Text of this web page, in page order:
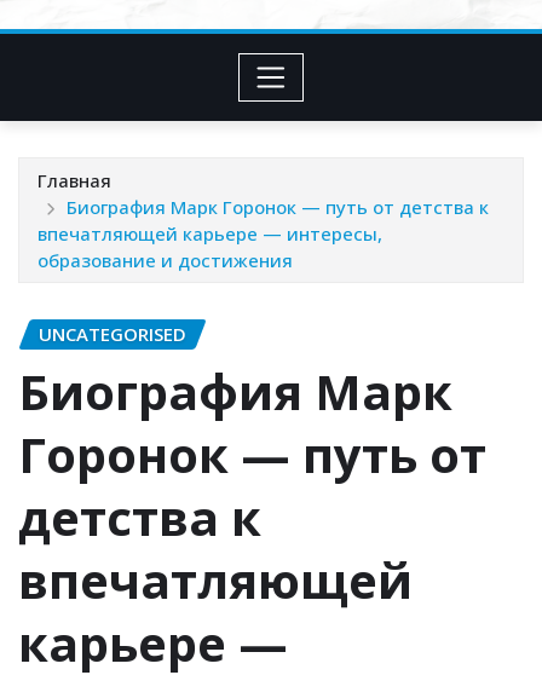
Главная
Биография Марк Горонок — путь от детства к
впечатляющей карьере — интересы,
образование и достижения
UNCATEGORISED
Биография Марк
Горонок — путь от
детства к
впечатляющей
карьере —